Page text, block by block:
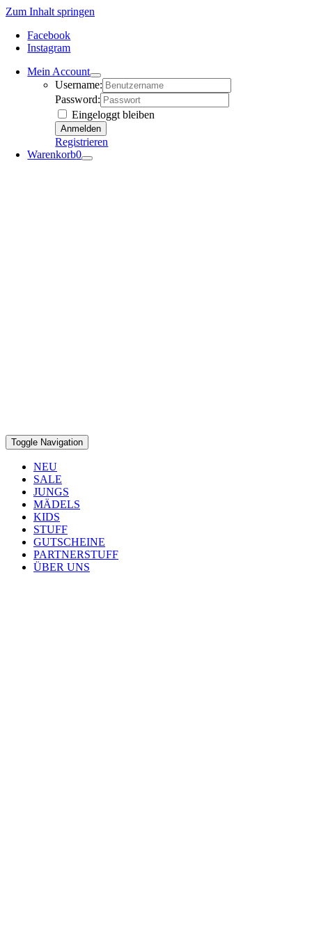
Zum Inhalt springen
Facebook
Instagram
Mein Account
Username:
Password:
Eingeloggt bleiben
Registrieren
Warenkorb0
Toggle Navigation
NEU
SALE
JUNGS
MÄDELS
KIDS
STUFF
GUTSCHEINE
PARTNERSTUFF
ÜBER UNS